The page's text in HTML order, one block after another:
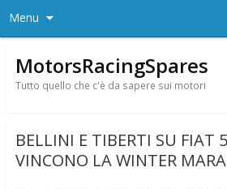
Menu
MotorsRacingSpares
Tutto quello che c'è da sapere sui motori
BELLINI E TIBERTI SU FIAT
VINCONO LA WINTER